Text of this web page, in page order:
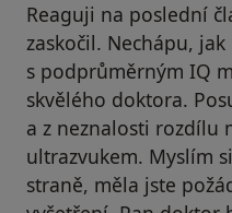
Reaguji na poslední
zaskočil. Nechápu,
s podprůměrným IQ
skvělého doktora.
a z neznalosti rozdílu
ultrazvukem. Myslím
straně, měla jste